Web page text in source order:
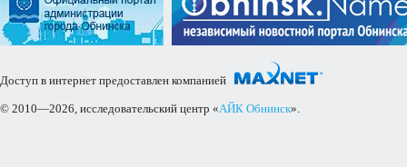
Доступ в интернет предоставлен компанией
© 2010—2026, исследовательский центр «АЙК Обнинск».